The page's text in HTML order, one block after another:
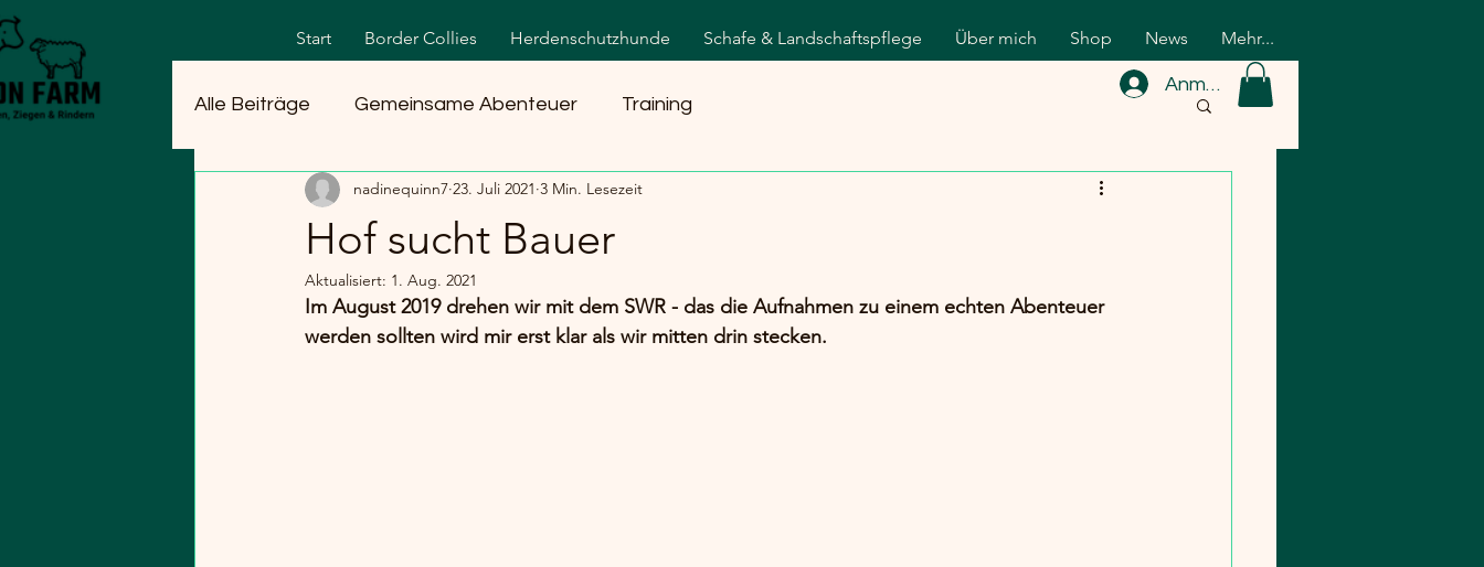
Start Border Collies Herdenschutzhunde Schafe & Landschaftspflege Über mich Shop News Mehr...
Anmelden
Alle Beiträge
Gemeinsame Abenteuer Training
Hof sucht Bauer
nadinequinn7 23. Juli 2021 3 Min. Lesezeit
Aktualisiert: 1. Aug. 2021
Im August 2019 drehen wir mit dem SWR - das die Aufnahmen zu einem echten Abenteuer
werden sollten wird mir erst klar als wir mitten drin stecken.